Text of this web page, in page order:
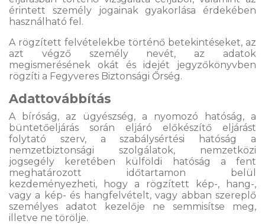
érintett személy jogainak gyakorlása érdekében
használható fel.
A rögzített felvételekbe történő betekintéseket, az
azt végző személy nevét, az adatok
megismerésének okát és idejét jegyzőkönyvben
rögzíti a Fegyveres Biztonsági Őrség.
Adattovábbítás
A bíróság, az ügyészség, a nyomozó hatóság, a
büntetőeljárás során eljáró előkészítő eljárást
folytató szerv, a szabálysértési hatóság a
nemzetbiztonsági szolgálatok, nemzetközi
jogsegély keretében külföldi hatóság a fent
meghatározott időtartamon belül
kezdeményezheti, hogy a rögzített kép-, hang-,
vagy a kép- és hangfelvételt, vagy abban szereplő
személyes adatot kezelője ne semmisítse meg,
illetve ne törölje.